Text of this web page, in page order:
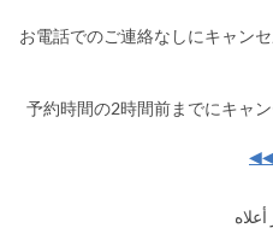
▶お電話でのご連絡なしにキャン
▶予約時間の2時間前までにキャ